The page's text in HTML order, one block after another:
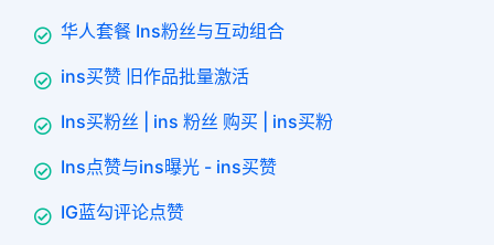
华人套餐 Ins粉丝与互动组合
ins买赞 旧作品批量激活
Ins买粉丝 | ins 粉丝 购买 | ins买粉
Ins点赞与ins曝光 - ins买赞
IG蓝勾评论点赞